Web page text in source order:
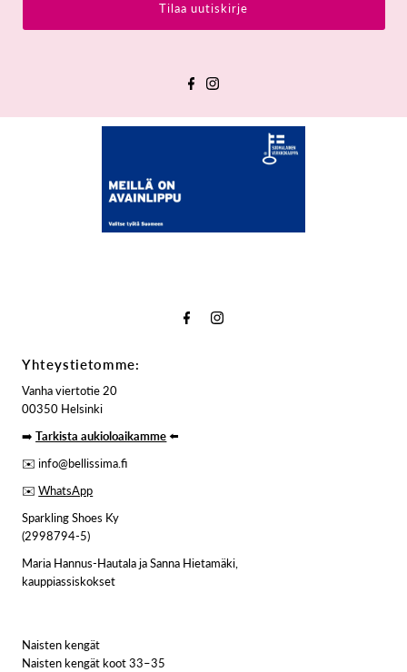
Tilaa uutiskirje
Yhteystietomme:
Vanha viertotie 20
00350 Helsinki
➡️Tarkista aukioloaikamme⬅️
✉️ info@bellissima.fi
✉️WhatsApp
Sparkling Shoes Ky
(2998794-5)
Maria Hannus-Hautala ja Sanna Hietamäki,
kauppiassiskokset
Naisten kengät
Naisten kengät koot 33–35